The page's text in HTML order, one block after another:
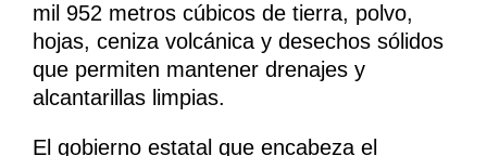
mil 952 metros cúbicos de tierra, polvo,
hojas, ceniza volcánica y desechos sólidos
que permiten mantener drenajes y
alcantarillas limpias.
El gobierno estatal que encabeza el